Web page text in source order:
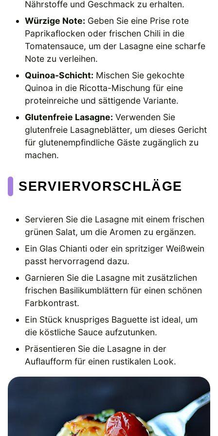
Nährstoffe und Geschmack zu erhalten.
Würzige Note: Geben Sie eine Prise rote
Paprikaflocken oder frischen Chili in die
Tomatensauce, um der Lasagne eine scharfe
Note zu verleihen.
Quinoa-Schicht: Mischen Sie gekochte
Quinoa in die Ricotta-Mischung für eine
proteinreiche und sättigende Variante.
Glutenfreie Lasagne: Verwenden Sie
glutenfreie Lasagneblätter, um dieses Gericht
für glutenempfindliche Gäste zugänglich zu
machen.
SERVIERVORSCHLÄGE
Servieren Sie die Lasagne mit einem frischen
grünen Salat, um die Aromen zu ergänzen.
Ein Glas Chianti oder ein spritziger Weißwein
passt hervorragend dazu.
Garnieren Sie die Lasagne mit zusätzlichen
frischen Basilikumblättern für einen schönen
Farbkontrast.
Ein Stück knuspriges Baguette ist ideal, um
die köstliche Sauce aufzutunken.
Präsentieren Sie die Lasagne in der
Auflaufform für einen rustikalen Look.